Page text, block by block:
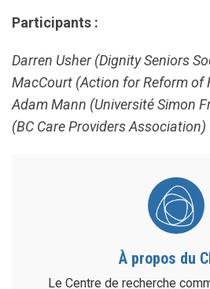
Participants :
Darren Usher (Dignity Seniors
MacCourt (Action for Reform of
Adam Mann (Université Simon
(BC Care Providers Association)
À propos du
Le Centre de recherche